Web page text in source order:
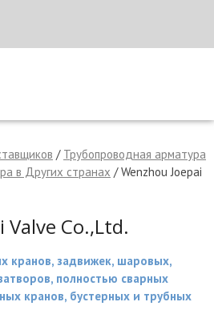
промышленный портал
/ Трубопроводная арматура
в Других странах / Wenzhou Joepai
Valve Co.,Ltd.
кранов, задвижек, шаровых,
полностью сварных
кранов, бустерных и трубных